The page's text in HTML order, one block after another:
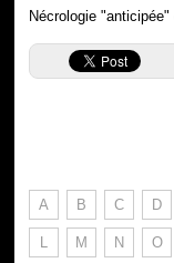
Nécrologie
A B C D
L M N O